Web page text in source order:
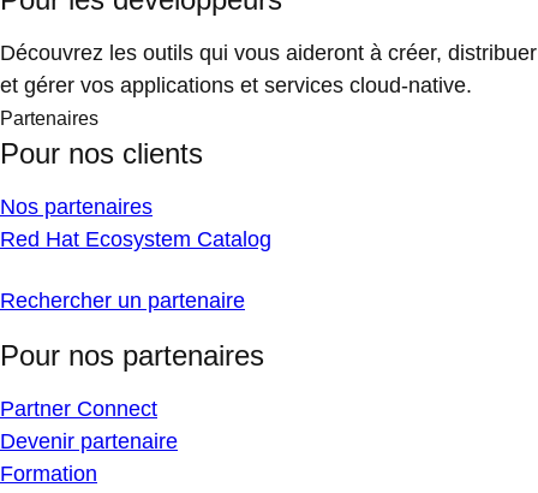
Découvrez les outils qui vous aideront à créer, distribuer
et gérer vos applications et services cloud-native.
Partenaires
Pour nos clients
Nos partenaires
Red Hat Ecosystem Catalog
Rechercher un partenaire
Pour nos partenaires
Partner Connect
Devenir partenaire
Formation